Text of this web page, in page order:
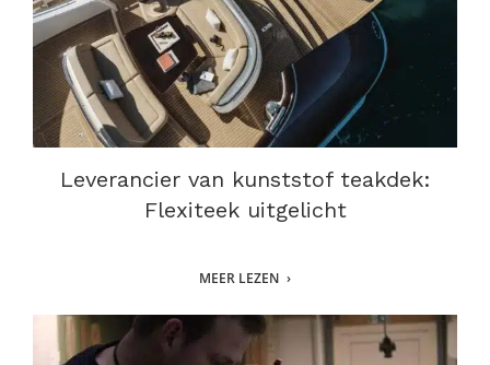
Leverancier van kunststof teakdek:
Flexiteek uitgelicht
MEER LEZEN